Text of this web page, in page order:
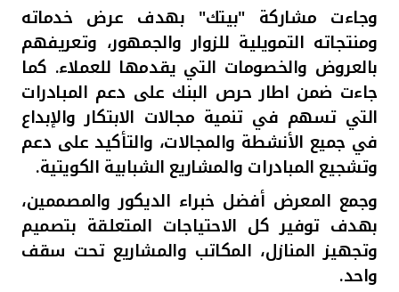
تركيا
مصر
المملكة المتحدة
مملكة البحرين
وجاءت مشاركة "بيتك" بهدف عرض خدماته
ومنتجاته التمويلية للزوار والجمهور، وتعريفهم
بالعروض والخصومات التي يقدمها للعملاء. كما
جاءت ضمن اطار حرص البنك على دعم المبادرات
التي تسهم في تنمية مجالات الابتكار والإبداع
في جميع الأنشطة والمجالات، والتأكيد على دعم
وتشجيع المبادرات والمشاريع الشبابية الكويتية.
وجمع المعرض أفضل خبراء الديكور والمصممين،
بهدف توفير كل الاحتياجات المتعلقة بتصميم
وتجهيز المنازل، المكاتب والمشاريع تحت سقف
واحد.